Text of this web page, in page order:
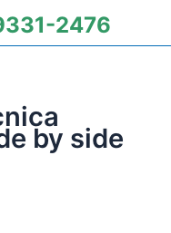
2476
by side